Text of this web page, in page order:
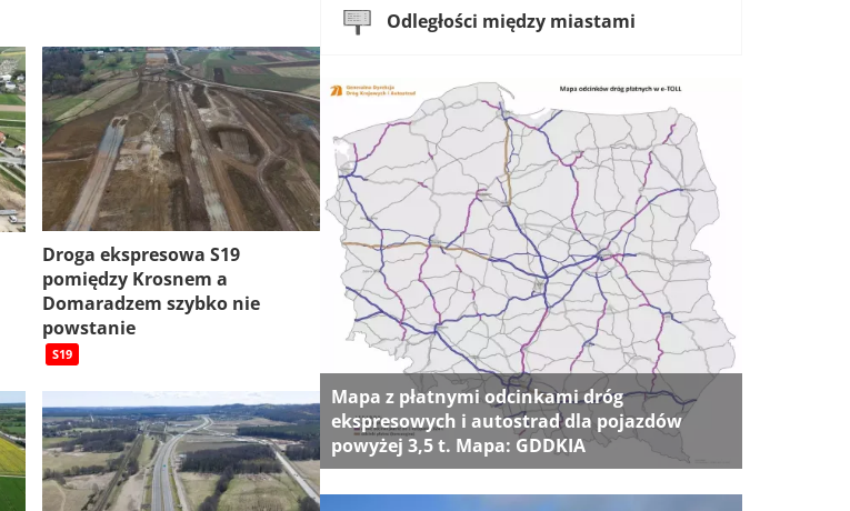
Droga ekspresowa S19
pomiędzy Krosnem a
Domaradzem szybko nie
powstanie
S19
Odległości między miastami
Mapa z płatnymi odcinkami dróg
ekspresowych i autostrad dla pojazdów
powyżej 3,5 t. Mapa: GDDKIA